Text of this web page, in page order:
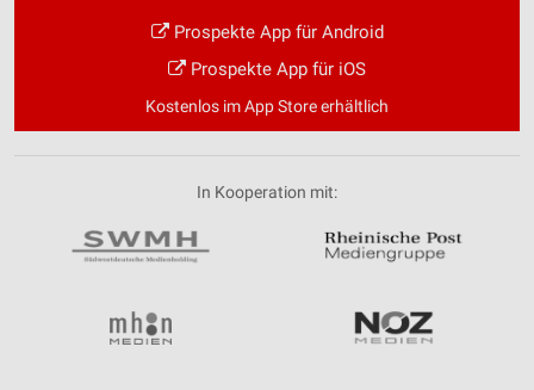
Prospekte App für Android
Prospekte App für iOS
Kostenlos im App Store erhältlich
In Kooperation mit: